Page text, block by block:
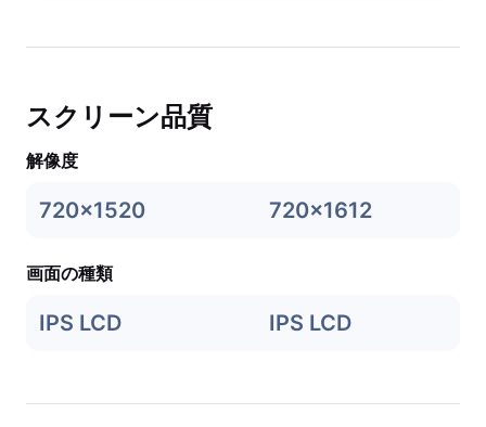
スクリーン品質
解像度
720x1520 720x1612
画面の種類
IPS LCD IPS LCD